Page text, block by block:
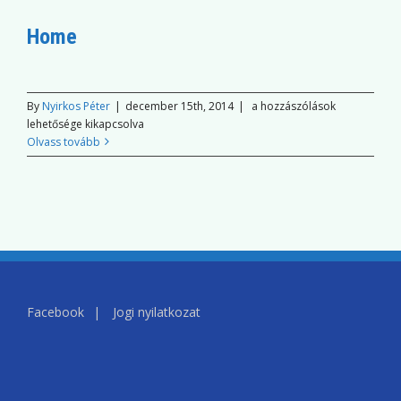
Home
By Nyirkos Péter | december 15th, 2014 |
Home
a hozzászólások
lehetősége kikapcsolva
Olvass tovább
Facebook Jogi nyilatkozat